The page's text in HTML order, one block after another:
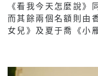
《看我今天怎麼說》
而其餘兩個名額則由
女兒》及夏于喬《小